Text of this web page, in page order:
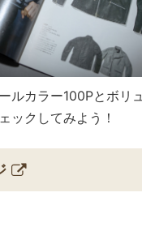
ルカラー100Pとボリ
ックしてみよう！